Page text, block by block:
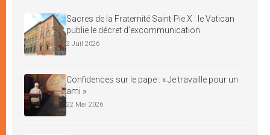
Sacres de la Fraternité Saint-Pie X : le Vatican
publie le décret d’excommunication
2 Juil 2026
Confidences sur le pape : « Je travaille pour un
ami »
22 Mai 2026